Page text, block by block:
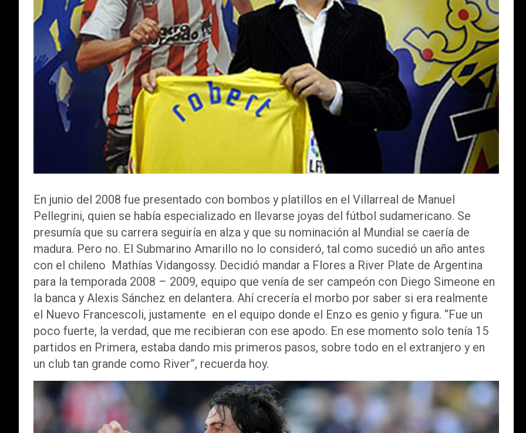
En junio del 2008 fue presentado con bombos y platillos en el Villarreal de Manuel
Pellegrini, quien se había especializado en llevarse joyas del fútbol sudamericano. Se
presumía que su carrera seguiría en alza y que su nominación al Mundial se caería de
madura. Pero no. El Submarino Amarillo no lo consideró, tal como sucedió un año antes
con el chileno Mathías Vidangossy. Decidió mandar a Flores a River Plate de Argentina
para la temporada 2008 – 2009, equipo que venía de ser campeón con Diego Simeone en
la banca y Alexis Sánchez en delantera. Ahí crecería el morbo por saber si era realmente
el Nuevo Francescoli, justamente en el equipo donde el Enzo es genio y figura. “Fue un
poco fuerte, la verdad, que me recibieran con ese apodo. En ese momento solo tenía 15
partidos en Primera, estaba dando mis primeros pasos, sobre todo en el extranjero y en
un club tan grande como River”, recuerda hoy.